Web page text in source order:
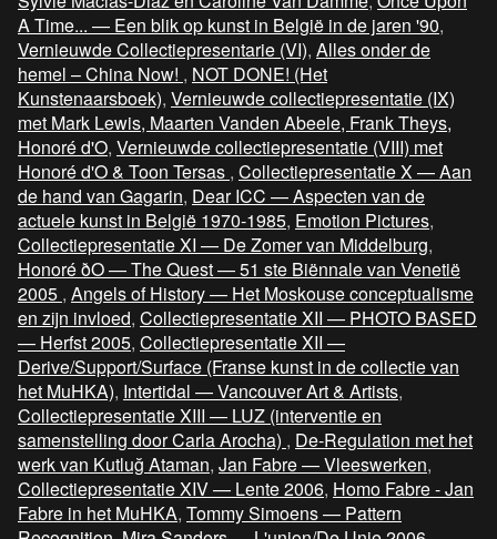
A Time... — Een blik op kunst in België in de jaren '90,
Vernieuwde Collectiepresentarie (VI), Alles onder de
hemel – China Now! , NOT DONE! (Het
Kunstenaarsboek), Vernieuwde collectiepresentatie (IX)
met Mark Lewis, Maarten Vanden Abeele, Frank Theys,
Honoré d'O, Vernieuwde collectiepresentatie (VIII) met
Honoré d'O & Toon Tersas , Collectiepresentatie X — Aan
de hand van Gagarin, Dear ICC — Aspecten van de
actuele kunst in België 1970-1985, Emotion Pictures,
Collectiepresentatie XI — De Zomer van Middelburg,
Honoré ðO — The Quest — 51 ste Biënnale van Venetië
2005 , Angels of History — Het Moskouse conceptualisme
en zijn invloed, Collectiepresentatie XII — PHOTO BASED
— Herfst 2005, Collectiepresentatie XII —
Derive/Support/Surface (Franse kunst in de collectie van
het MuHKA), Intertidal — Vancouver Art & Artists,
Collectiepresentatie XIII — LUZ (interventie en
samenstelling door Carla Arocha) , De-Regulation met het
werk van Kutluğ Ataman, Jan Fabre — Vleeswerken,
Collectiepresentatie XIV — Lente 2006, Homo Fabre - Jan
Fabre in het MuHKA, Tommy Simoens — Pattern